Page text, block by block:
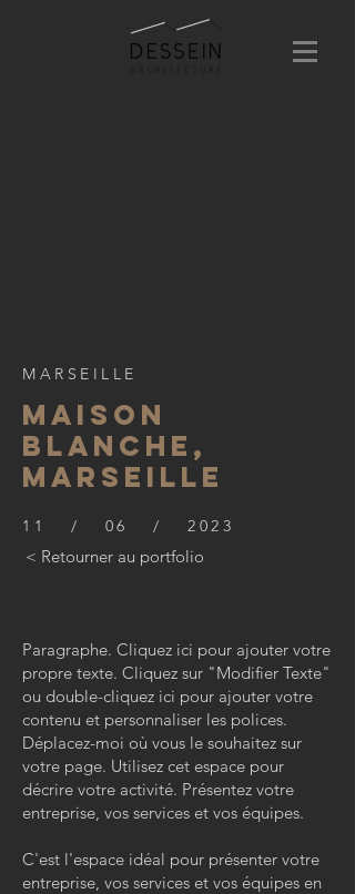
MARSEILLE
MAISON
BLANCHE,
MARSEILLE
11 / 06 / 2023
< Retourner au portfolio
Paragraphe. Cliquez ici pour ajouter votre
propre texte. Cliquez sur "Modifier Texte"
ou double-cliquez ici pour ajouter votre
contenu et personnaliser les polices.
Déplacez-moi où vous le souhaitez sur
votre page. Utilisez cet espace pour
décrire votre activité. Présentez votre
entreprise, vos services et vos équipes.
C'est l'espace idéal pour présenter votre
entreprise, vos services et vos équipes en